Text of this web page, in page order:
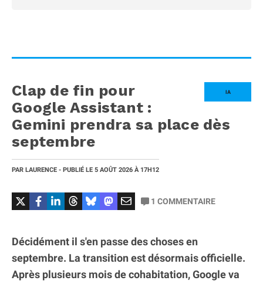
IA
Clap de fin pour
Google Assistant :
Gemini prendra sa place dès
septembre
PAR LAURENCE - PUBLIÉ LE 5 AOÛT 2026 À 17H12
1 COMMENTAIRE
Décidément il s'en passe des choses en
septembre. La transition est désormais officielle.
Après plusieurs mois de cohabitation, Google va